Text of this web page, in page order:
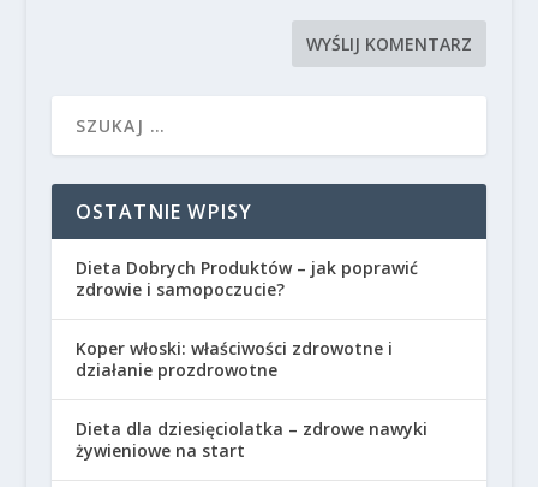
OSTATNIE WPISY
Dieta Dobrych Produktów – jak poprawić
zdrowie i samopoczucie?
Koper włoski: właściwości zdrowotne i
działanie prozdrowotne
Dieta dla dziesięciolatka – zdrowe nawyki
żywieniowe na start